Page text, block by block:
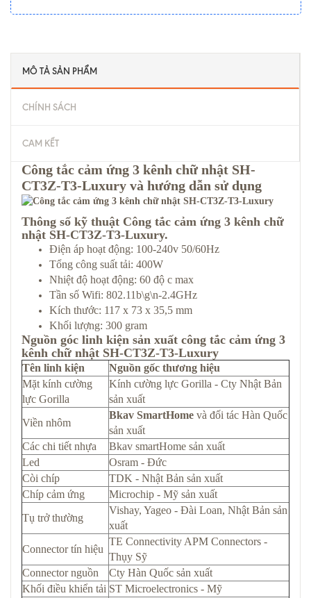
MÔ TẢ SẢN PHẨM
CHÍNH SÁCH
CAM KẾT
Công tắc cảm ứng 3 kênh chữ nhật SH-
CT3Z-T3-Luxury và hướng dẫn sử dụng
Thông số kỹ thuật Công tắc cảm ứng 3 kênh chữ
nhật SH-CT3Z-T3-Luxury.
Điện áp hoạt động: 100-240v 50/60Hz
Tổng công suất tải: 400W
Nhiệt độ hoạt động: 60 độ c max
Tần số Wifi: 802.11b\g\n-2.4GHz
Kích thước: 117 x 73 x 35,5 mm
Khối lượng: 300 gram
Nguồn góc linh kiện sản xuất công tắc cảm ứng 3
kênh chữ nhật SH-CT3Z-T3-Luxury
Tên linh kiện
Nguồn gốc thương hiệu
Mặt kính cường
lực Gorilla
Kính cường lực Gorilla - Cty Nhật Bản
sản xuất
Viền nhôm
Bkav SmartHome và đối tác Hàn Quốc
sản xuất
Các chi tiết nhựa
Bkav smartHome sản xuất
Led
Osram - Đức
Còi chíp
TDK - Nhật Bản sản xuất
Chíp cảm ứng
Microchip - Mỹ sản xuất
Tụ trở thường
Vishay, Yageo - Đài Loan, Nhật Bản sản
xuất
Connector tín hiệu
TE Connectivity APM Connectors -
Thụy Sỹ
Connector nguồn
Cty Hàn Quốc sản xuất
Khối điều khiển tải ST Microelectronics - Mỹ